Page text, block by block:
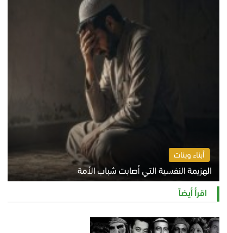
أبناء وبنات
الهزيمة النفسية التي أصابت شباب الأمة
الخميس 6 أغسطس 2026 11:12 ص
اقرأ أيضاً